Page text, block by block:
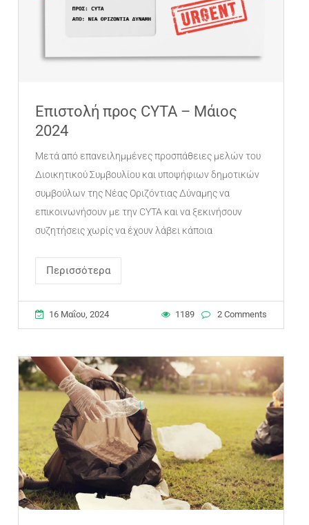
Επιστολή προς CYTA – Μάιος
2024
Μετά από επανειλημμένες προσπάθειες μελών του
Διοικητικού Συμβουλίου και υποψήφιων δημοτικών
συμβούλων της Νέας Οριζόντιας Δύναμης να
επικοινωνήσουν με την CYTA και να ξεκινήσουν
συζητήσεις χωρίς να έχουν λάβει κάποια
Περισσότερα
16 Μαΐου, 2024 1189 2 Comments